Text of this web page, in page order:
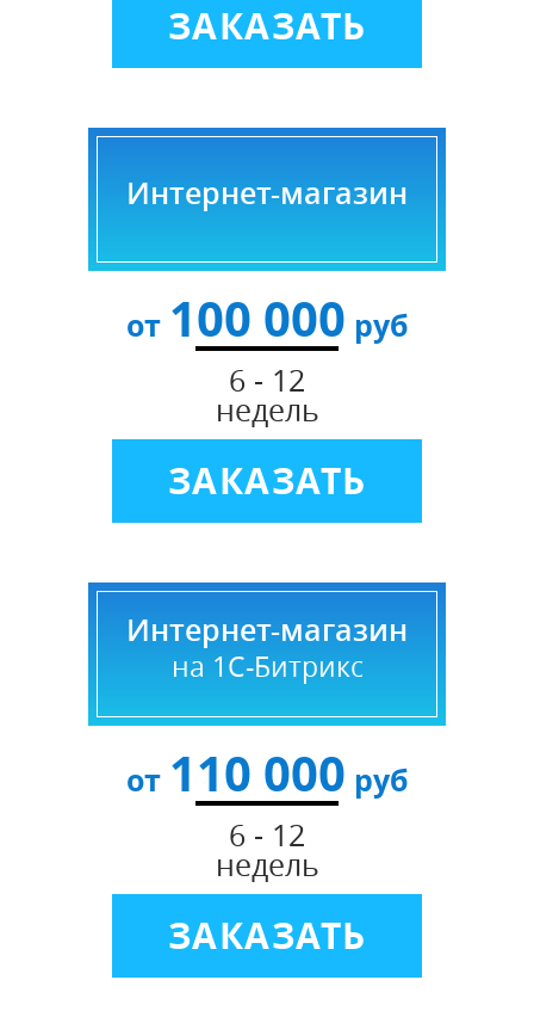
ЗАКАЗАТЬ
Интернет-магазин
от 100 000 руб
6 - 12
недель
ЗАКАЗАТЬ
Интернет-магазин
на 1С-Битрикс
от 110 000 руб
6 - 12
недель
ЗАКАЗАТЬ